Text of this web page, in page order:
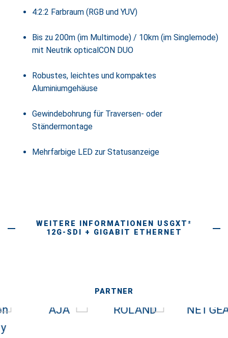
4:2:2 Farbraum (RGB und YUV)
Bis zu 200m (im Multimode) / 10km (im Singlemode)
mit Neutrik opticalCON DUO
Robustes, leichtes und kompaktes
Aluminiumgehäuse
Gewindebohrung für Traversen- oder
Ständermontage
Mehrfarbige LED zur Statusanzeige
WEITERE INFORMATIONEN USGXT²
12G-SDI + GIGABIT ETHERNET
PARTNER